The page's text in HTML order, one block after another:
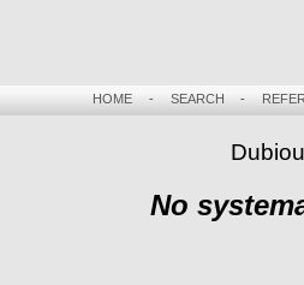
HOME- SEARCH -
No